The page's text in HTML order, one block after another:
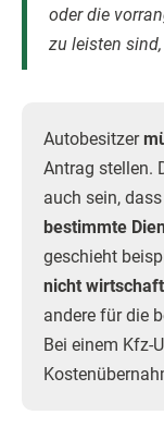
oder die
zu leisten
Autobesitzer
Antrag stellen.
auch sein,
bestimmte
geschieht
nicht
andere für die
Bei einem Kfz-